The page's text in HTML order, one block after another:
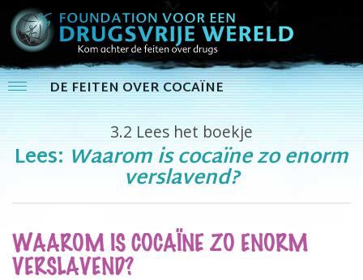
DE FEITEN OVER COCAÏNE
3.2 Lees het boekje
Lees: Waarom is cocaïne zo enorm
verslavend?
WAAROM IS COCAÏNE ZO ENORM
VERSLAVEND?